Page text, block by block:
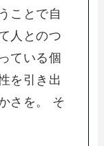
ことで自
人とのつ
ている個
を引き出
さを。 そ